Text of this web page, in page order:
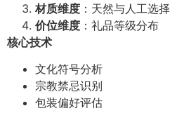
材质维度 ：天然与人工选择
价位维度 ：礼品等级分布
核心技术
文化符号分析
宗教禁忌识别
包装偏好评估